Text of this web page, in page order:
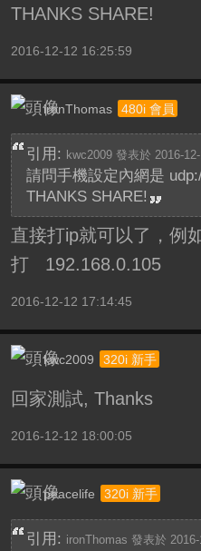
THANKS SHARE!
2016-12-12 16:25:59
ironThomas 480i 會員
引用: kwc2009 發表於 2016-
請問手機設定內網是
THANKS SHARE!
直接打ip就可以了，例
打 192.168.0.105
2016-12-12 17:14:45
kwc2009 320i 新手
回家測試, Thanks
2016-12-12 18:00:05
peacelife 320i 新手
引用: ironThomas 發表於